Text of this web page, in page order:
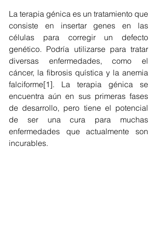
La terapia génica es un tratamiento que
consiste en insertar genes en las
células para corregir un defecto
genético. Podría utilizarse para tratar
diversas enfermedades, como el
cáncer, la fibrosis quística y la anemia
falciforme[1]. La terapia génica se
encuentra aún en sus primeras fases
de desarrollo, pero tiene el potencial
de ser una cura para muchas
enfermedades que actualmente son
incurables.